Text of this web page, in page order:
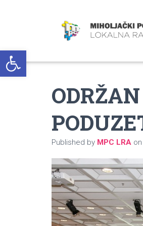
Open toolbar
Published by MPC LRA on